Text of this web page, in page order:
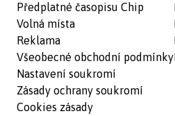
Předplatné časopisu Chip
Volná místa
Reklama
Všeobecné obchodní podmínky
Nastavení soukromí
Zásady ochrany soukromí
Cookies zásady